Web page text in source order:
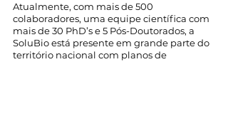
Atualmente, com mais de 500
colaboradores, uma equipe científica com
mais de 30 PhD’s e 5 Pós-Doutorados, a
SoluBio está presente em grande parte do
território nacional com planos de